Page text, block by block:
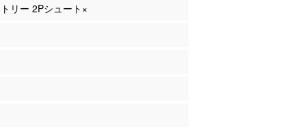
リー 2Pシュート×